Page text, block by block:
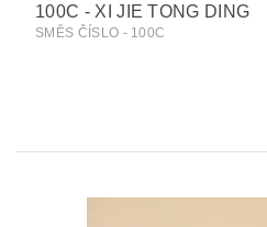
100C - XI JIE TONG DING
SMĚS ČÍSLO - 100C